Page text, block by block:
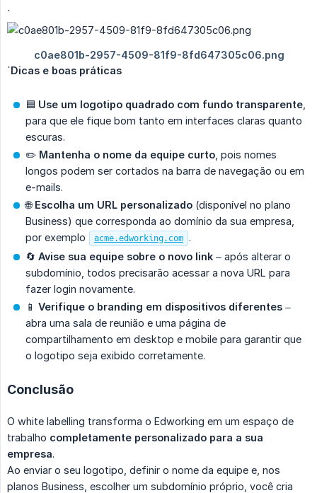
`
`Dicas e boas práticas
🟦 Use um logotipo quadrado com fundo transparente
para que ele fique bom tanto em interfaces claras quanto
escuras.
✏️ Mantenha o nome da equipe curto , pois nomes
longos podem ser cortados na barra de navegação ou em
e-mails.
🌐 Escolha um URL personalizado (disponível no plano
Business) que corresponda ao domínio da sua empresa,
por exemplo
acme.edworking.com .
🔄 Avise sua equipe sobre o novo link – após alterar o
subdomínio, todos precisarão acessar a nova URL para
fazer login novamente.
📱 Verifique o branding em dispositivos diferentes –
abra uma sala de reunião e uma página de
compartilhamento em desktop e mobile para garantir que
o logotipo seja exibido corretamente.
Conclusão
O white labelling transforma o Edworking em um espaço de
trabalho completamente personalizado para a sua
empresa.
Ao enviar o seu logotipo, definir o nome da equipe e, nos
planos Business, escolher um subdomínio próprio, você cria